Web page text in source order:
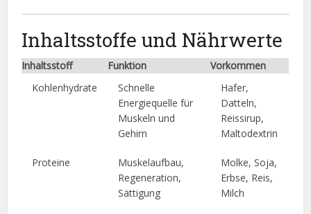
Inhaltsstoffe und Nährwerte
Inhaltsstoff Funktion
Vorkommen
Kohlenhydrate
Schnelle
Energiequelle für
Muskeln und
Gehirn
Hafer,
Datteln,
Reissirup,
Maltodextrin
Proteine
Muskelaufbau,
Regeneration,
Sättigung
Molke, Soja,
Erbse, Reis,
Milch